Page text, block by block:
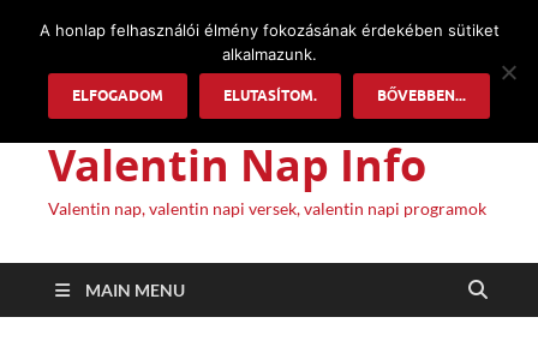
Valentin Nap Info
Valentin nap, valentin napi versek, valentin napi programok
MAIN MENU
A honlap felhasználói élmény fokozásának érdekében sütiket
alkalmazunk.
ELFOGADOM ELUTASÍTOM. BŐVEBBEN...